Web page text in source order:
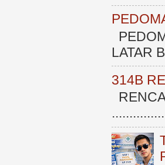
LATAR
314B